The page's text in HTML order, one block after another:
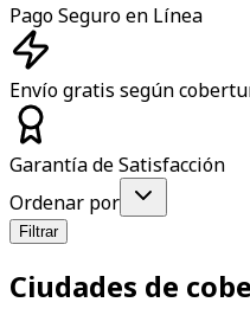
Pago Seguro en Línea
Envío gratis según
Garantía de Satisfacción
Ordenar por
Filtrar
Ciudades de